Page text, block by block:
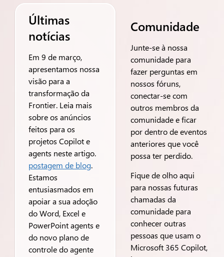
Últimas
notícias
Em 9 de março,
apresentamos nossa
visão para a
transformação da
Frontier. Leia mais
sobre os anúncios
feitos para os
projetos Copilot e
agents neste artigo.
postagem de blog.
Estamos
entusiasmados em
apoiar a sua adoção
do Word, Excel e
PowerPoint agents e
do novo plano de
controle do agente
Comunidade
Junte-se à nossa
comunidade para
fazer perguntas em
nossos fóruns,
conectar-se com
outros membros da
comunidade e ficar
por dentro de eventos
anteriores que você
possa ter perdido.
Fique de olho aqui
para nossas futuras
chamadas da
comunidade para
conhecer outras
pessoas que usam o
Microsoft 365 Copilot,